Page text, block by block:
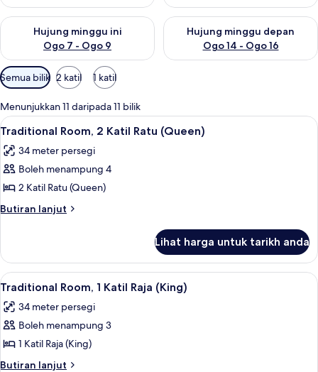
Hujung minggu ini
Ogo 7 - Ogo 9
Semak ketersediaan untuk hujung minggu ini Ogo 7 - Ogo 9
Hujung minggu depan
Ogo 14 - Ogo 16
Semak ketersediaan untuk
Penapis
yang
tersedia
untuk
bilik
Semua bilik 2 katil 1 katil
Menunjukkan 11 daripada 11 bilik
Lihat
semua
foto
untuk
Traditional
Room,
Ratu
(Queen)
Kolam renang terbuka, payung
17
Traditional Room, 2 Katil Ratu (Queen)
34 meter persegi
Boleh menampung 4
2 Katil Ratu (Queen)
Butiran lanjut
Butiran
Room,
Katil
(Queen)
Lihat harga untuk tarikh anda
Lihat
semua
foto
untuk
Traditional
Room,
Peralatan tempat tidur premium, peti
17
Traditional Room, 1 Katil Raja (King)
34 meter persegi
Boleh menampung 3
1 Katil Raja (King)
Butiran lanjut
Butiran